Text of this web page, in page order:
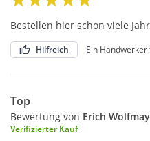
Bestellen hier schon viele
Hilfreich Ein
Top
Bewertung von Erich
Verifizierter Kauf